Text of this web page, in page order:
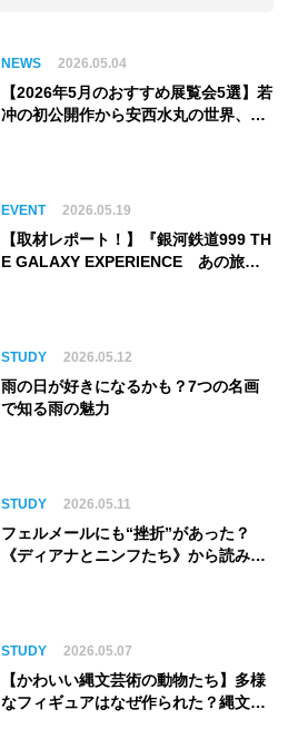
NEWS 2026.05.04
【2026年5月のおすすめ展覧会5選】若
冲の初公開作から安西水丸の世界、そ
EVENT 2026.05.19
【取材レポート！】『銀河鉄道999 TH
E GALAXY EXPERIENCE あの旅
ム】
STUDY 2026.05.12
雨の日が好きになるかも？7つの名画
で知る雨の魅力
STUDY 2026.05.11
フェルメールにも“挫折”があった？
《ディアナとニンフたち》から読み解
STUDY 2026.05.07
【かわいい縄文芸術の動物たち】多様
なフィギュアはなぜ作られた？縄文人